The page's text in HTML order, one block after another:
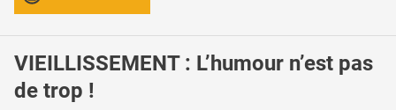
VIEILLISSEMENT : L’humour n’est pas
de trop !